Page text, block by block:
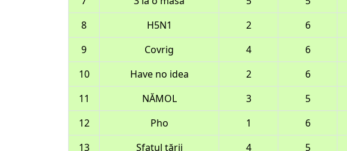
8
H5N1 2 6
9
Covrig 4 6
10
Have no idea 2 6
11
NĂMOL 3 5
12
Pho 1 6
13
Sfatul țării 4 5